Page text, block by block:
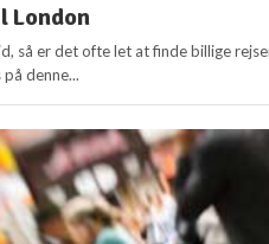
London
så er det ofte let at finde billige
denne...